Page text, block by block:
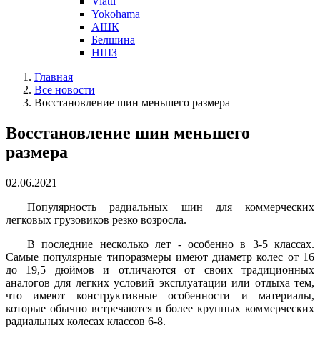
Yokohama
АШК
Белшина
НШЗ
Главная
Все новости
Восстановление шин меньшего размера
Восстановление шин меньшего
размера
02.06.2021
Популярность радиальных шин для коммерческих
легковых грузовиков резко возросла.
В последние несколько лет - особенно в 3-5 классах.
Самые популярные типоразмеры имеют диаметр колес от 16
до 19,5 дюймов и отличаются от своих традиционных
аналогов для легких условий эксплуатации или отдыха тем,
что имеют конструктивные особенности и материалы,
которые обычно встречаются в более крупных коммерческих
радиальных колесах классов 6-8.